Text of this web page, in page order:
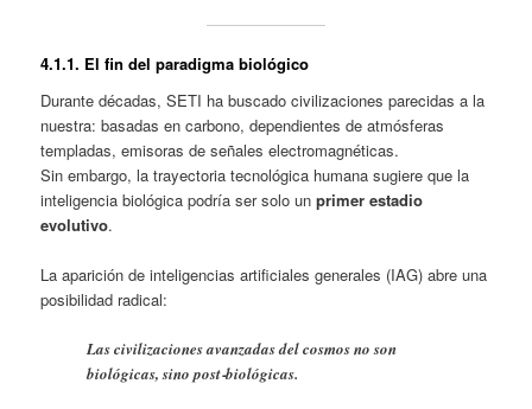
4.1.1. El fin del paradigma biológico
Durante décadas, SETI ha buscado civilizaciones parecidas a la
nuestra: basadas en carbono, dependientes de atmósferas
templadas, emisoras de señales electromagnéticas.
Sin embargo, la trayectoria tecnológica humana sugiere que la
inteligencia biológica podría ser solo unprimer estadio
evolutivo.
La aparición de inteligencias artificiales generales (IAG) abre una
posibilidad radical:
Las civilizaciones avanzadas del cosmos no son
biológicas, sino post‑biológicas.